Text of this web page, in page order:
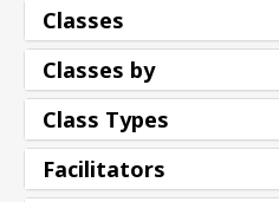
Classes
Classes by
Class Types
Facilitators